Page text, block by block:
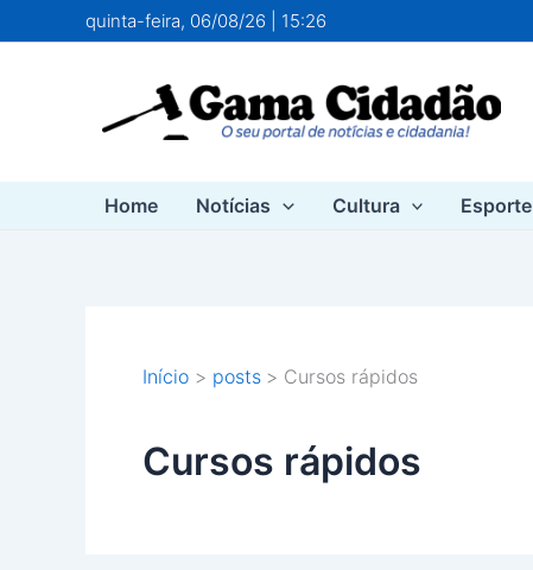
para
quinta-feira, 06/08/26 | 15:26
Home Notícias Cultura Esporte
Início posts Cursos rápidos
Cursos rápidos